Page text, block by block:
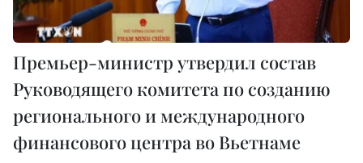
Премьер-министр утвердил состав
Руководящего комитета по созданию
регионального и международного
финансового центра во Вьетнаме